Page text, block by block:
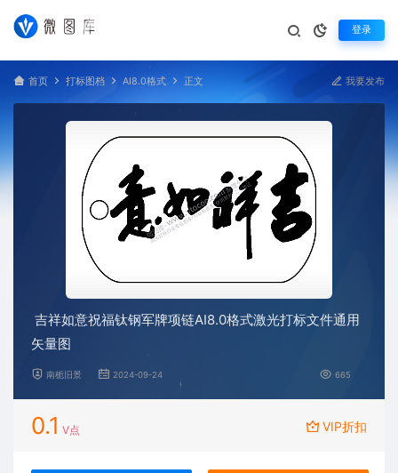
登录
首页 打标图档 AI8.0格式 正文 我要发布
吉祥如意祝福钛钢军牌项链AI8.0格式激光打标文件通用
矢量图
南栀旧景 2024-09-24 665
0.1 V点 VIP折扣